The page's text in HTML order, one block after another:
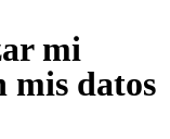
mi
mis datos